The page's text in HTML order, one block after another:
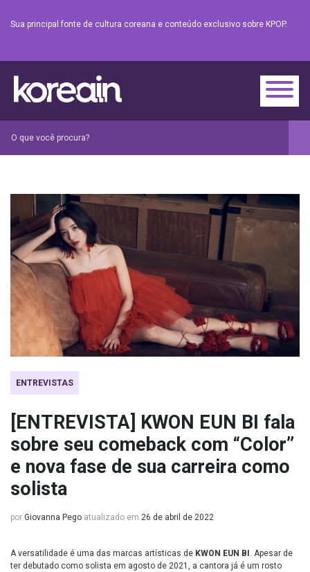
Sua principal fonte de cultura coreana e conteúdo exclusivo sobre KPOP.
ENTREVISTAS
[ENTREVISTA] KWON EUN BI fala
sobre seu comeback com “Color”
e nova fase de sua carreira como
solista
por Giovanna Pego atualizado em 26 de abril de 2022
A versatilidade é uma das marcas artísticas de KWON EUN BI . Apesar de
ter debutado como solista em agosto de 2021, a cantora já é um rosto